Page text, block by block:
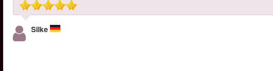
Silke